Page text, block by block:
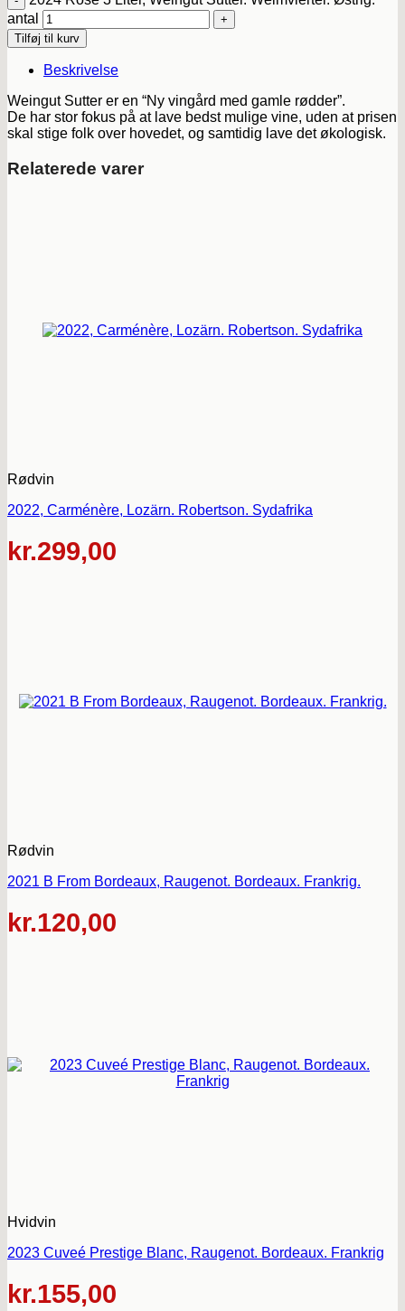
antal
Tilføj til kurv
Beskrivelse
Weingut Sutter er en “Ny vingård med gamle rødder”.
De har stor fokus på at lave bedst mulige vine, uden at prisen
skal stige folk over hovedet, og samtidig lave det økologisk.
Relaterede varer
Rødvin
2022, Carménère, Lozärn. Robertson. Sydafrika
kr.299,00
Rødvin
2021 B From Bordeaux, Raugenot. Bordeaux. Frankrig.
kr.120,00
Hvidvin
2023 Cuveé Prestige Blanc, Raugenot. Bordeaux. Frankrig
kr.155,00